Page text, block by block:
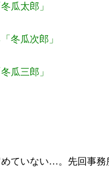
瓜太郎」
冬瓜次郎」
瓜三郎」
ていない…。先回事